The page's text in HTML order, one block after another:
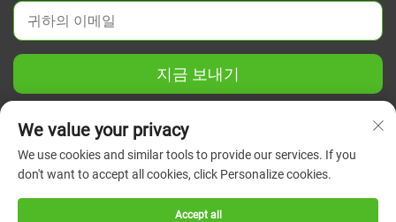
지금 보내기
든 권리 보유.
개인정보 보호정책
We value your privacy
We use cookies and similar tools to provide our services. If you
don't want to accept all cookies, click Personalize cookies.
Accept all